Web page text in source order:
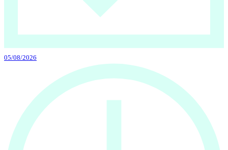
05/08/2026